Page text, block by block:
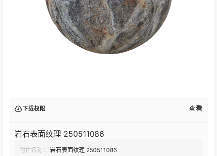
下载权限 查看
岩石表面纹理 250511086
附件名称：
岩石表面纹理 250511086